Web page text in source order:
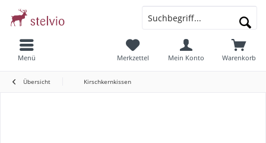
Menü Warenkorb
Merkzettel Mein Konto
Übersicht Kirschkernkissen